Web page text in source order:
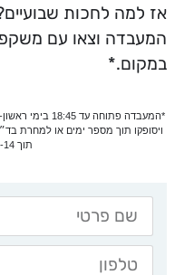
אז למה לחכות
המעבדה וצאו עם
במקום.*
*המעבדה פתוחה
ויסופקו תוך מספר ימים או למחרת
תוך 4-14 ימי עסקים